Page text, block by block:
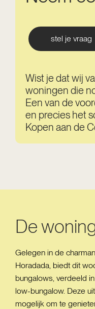
stel je vraag
Wist je dat wij
woningen die
Een van de
en precies het
Kopen aan de
De
Gelegen in de
Horadada, biedt dit
bungalows, verdeeld
low-bungalow. Deze
mogelijk om te